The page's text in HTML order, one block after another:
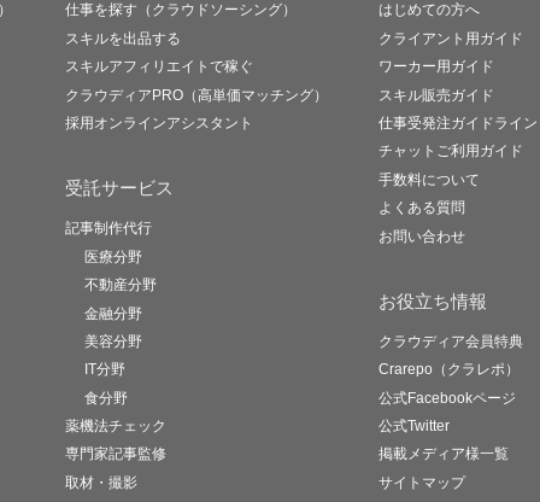
仕事を探す（クラウドソーシング）
スキルを出品する
スキルアフィリエイトで稼ぐ
クラウディアPRO（高単価マッチング）
採用オンラインアシスタント
受託サービス
記事制作代行
医療分野
不動産分野
金融分野
美容分野
IT分野
食分野
薬機法チェック
専門家記事監修
取材・撮影
はじめての方へ
クライアント用ガイド
ワーカー用ガイド
スキル販売ガイド
仕事受発注ガイドライン
チャットご利用ガイド
手数料について
よくある質問
お問い合わせ
お役立ち情報
クラウディア会員特典
Crarepo（クラレポ）
公式Facebookページ
公式Twitter
掲載メディア様一覧
サイトマップ